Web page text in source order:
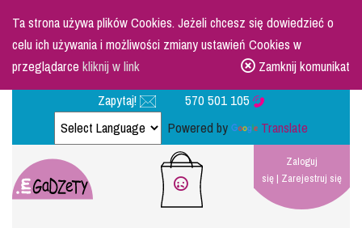
Ta strona używa plików Cookies. Jeżeli chcesz się dowiedzieć o
celu ich używania i możliwości zmiany ustawień Cookies w
przeglądarcekliknij w link
Zamknij komunikat
Zapytaj!
570 501 105
Powered by
Translate
Zaloguj
się| Zarejestruj się